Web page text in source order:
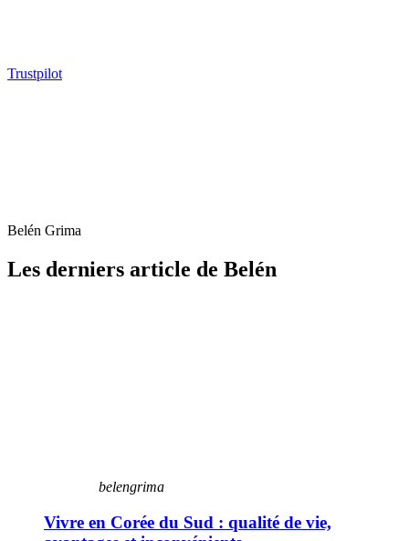
Trustpilot
Belén Grima
Les derniers article de Belén
belengrima
Vivre en Corée du Sud : qualité de vie,